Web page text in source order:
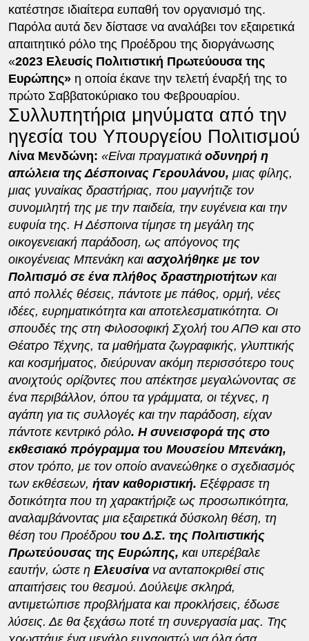
κατέστησε ιδιαίτερα ευπαθή τον οργανισμό της.
Παρόλα αυτά δεν δίστασε να αναλάβει τον εξαιρετικά
απαιτητικό ρόλο της Προέδρου της διοργάνωσης
«2023 Ελευσίς Πολιτιστική Πρωτεύουσα της
Ευρώπης»η οποία έκανε την τελετή έναρξή της το
πρώτο Σαββατοκύριακο του Φεβρουαρίου.
Συλλυπητήρια μηνύματα από την
ηγεσία του Υπουργείου Πολιτισμού
Λίνα Μενδώνη: «Είναι πραγματικά οδυνηρή η
απώλεια της Δέσποινας Γερουλάνου, μιας φίλης,
μιας γυναίκας δραστήριας, που μαγνήτιζε τον
συνομιλητή της με την παιδεία, την ευγένεια και την
ευφυία της. Η Δέσποινα τίμησε τη μεγάλη της
οικογενειακή παράδοση, ως απόγονος της
οικογένειας Μπενάκη καιασχολήθηκε με τον
Πολιτισμό σε ένα πλήθος δραστηριοτήτων και
από πολλές θέσεις, πάντοτε με πάθος, ορμή, νέες
ιδέες, ευρηματικότητα και αποτελεσματικότητα. Οι
σπουδές της στη Φιλοσοφική Σχολή του ΑΠΘ και στο
Θέατρο Τέχνης, τα μαθήματα ζωγραφικής, γλυπτικής
και κοσμήματος, διεύρυναν ακόμη περισσότερο τους
ανοιχτούς ορίζοντες που απέκτησε μεγαλώνοντας σε
ένα περιβάλλον, όπου τα γράμματα, οι τέχνες, η
αγάπη για τις συλλογές και την παράδοση, είχαν
πάντοτε κεντρικό ρόλο. Η συνεισφορά της στο
εκθεσιακό πρόγραμμα του Μουσείου Μπενάκη,
στον τρόπο, με τον οποίο ανανεώθηκε ο σχεδιασμός
των εκθέσεων, ήταν καθοριστική. Εξέφρασε τη
δοτικότητα που τη χαρακτήριζε ως προσωπικότητα,
αναλαμβάνοντας μια εξαιρετικά δύσκολη θέση, τη
θέση του Προέδρου του Δ.Σ. της Πολιτιστικής
Πρωτεύουσας της Ευρώπης, και υπερέβαλε
εαυτήν, ώστε η Ελευσίνα να ανταποκριθεί στις
απαιτήσεις του θεσμού. Δούλεψε σκληρά,
αντιμετώπισε προβλήματα και προκλήσεις, έδωσε
λύσεις. Δε θα ξεχάσω ποτέ τη συνεργασία μας. Της